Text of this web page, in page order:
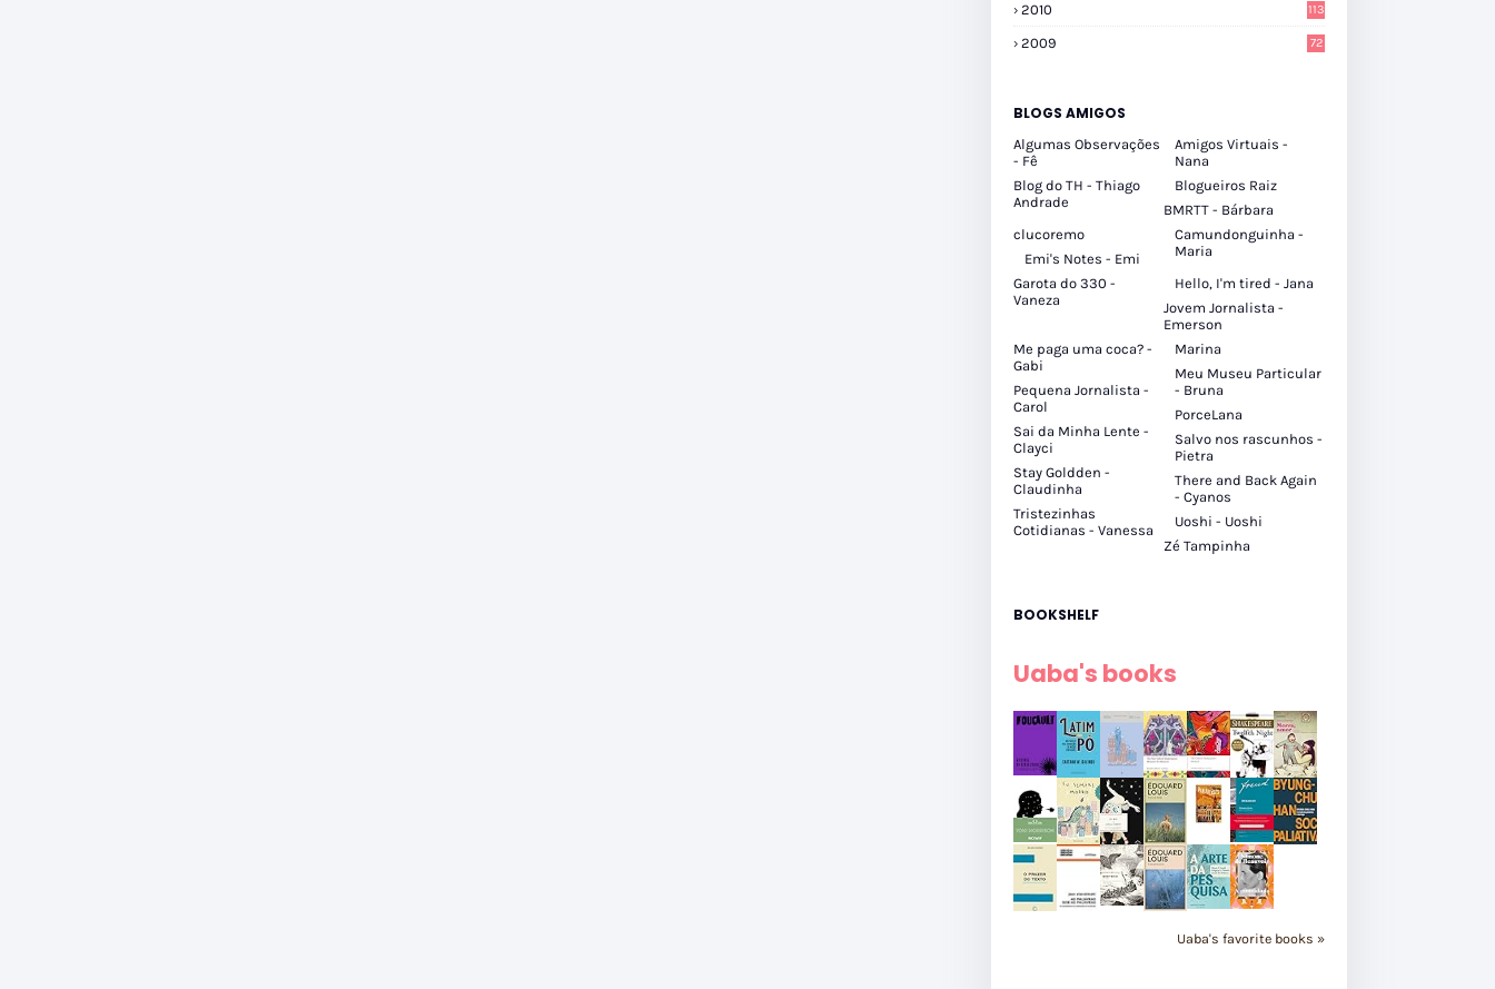
2010 113
2009 72
BLOGS AMIGOS
Algumas Observações
- Fê
Amigos Virtuais -
Nana
Blog do TH - Thiago
Andrade
Blogueiros Raiz
BMRTT - Bárbara
Camundonguinha -
Maria
clucoremo
Emi's Notes - Emi
Garota do 330 -
Vaneza
Hello, I'm tired - Jana
Jovem Jornalista -
Emerson
Marina
Me paga uma coca? -
Gabi
Meu Museu Particular
- Bruna
Pequena Jornalista -
Carol
PorceLana
Sai da Minha Lente -
Clayci
Salvo nos rascunhos -
Pietra
Stay Goldden -
Claudinha
There and Back Again
- Cyanos
Tristezinhas
Cotidianas - Vanessa
Uoshi - Uoshi
Zé Tampinha
BOOKSHELF
Uaba's books
Uaba's favorite books »